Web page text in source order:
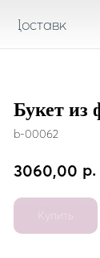
Доставка
Букет из
b-00062
3060,00 р.
Купить